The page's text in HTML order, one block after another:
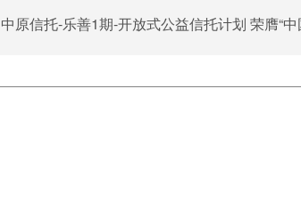
中原信托-乐善1期-开放式公益信托计划 荣膺“中国